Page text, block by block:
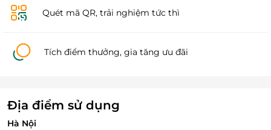
Quét mã QR, trải nghiệm tức thì
Tích điểm thưởng, gia tăng ưu đãi
Địa điểm sử dụng
Hà Nội